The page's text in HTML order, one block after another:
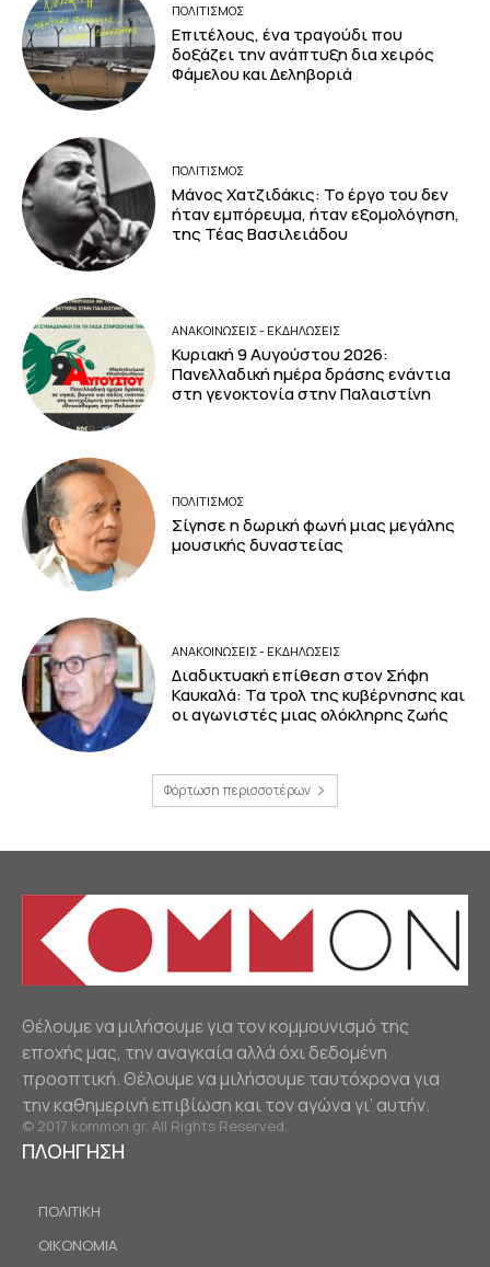
ΠΟΛΙΤΙΣΜΟΣ
Επιτέλους, ένα τραγούδι που
δοξάζει την ανάπτυξη δια χειρός
Φάμελου και Δεληβοριά
ΠΟΛΙΤΙΣΜΟΣ
Μάνος Χατζιδάκις: Το έργο του δεν
ήταν εμπόρευμα, ήταν εξομολόγηση,
της Τέας Βασιλειάδου
ΑΝΑΚΟΙΝΩΣΕΙΣ - ΕΚΔΗΛΩΣΕΙΣ
Κυριακή 9 Αυγούστου 2026:
Πανελλαδική ημέρα δράσης ενάντια
στη γενοκτονία στην Παλαιστίνη
ΠΟΛΙΤΙΣΜΟΣ
Σίγησε η δωρική φωνή μιας μεγάλης
μουσικής δυναστείας
ΑΝΑΚΟΙΝΩΣΕΙΣ - ΕΚΔΗΛΩΣΕΙΣ
Διαδικτυακή επίθεση στον Σήφη
Καυκαλά: Τα τρολ της κυβέρνησης και
οι αγωνιστές μιας ολόκληρης ζωής
Φόρτωση περισσοτέρων
Θέλουμε να μιλήσουμε για τον κομμουνισμό της
εποχής μας, την αναγκαία αλλά όχι δεδομένη
προοπτική. Θέλουμε να μιλήσουμε ταυτόχρονα για
την καθημερινή επιβίωση και τον αγώνα γι’ αυτήν.
© 2017 kommon.gr. All Rights Reserved.
ΠΛΟΗΓΗΣΗ
ΠΟΛΙΤΙΚΗ
ΟΙΚΟΝΟΜΙΑ